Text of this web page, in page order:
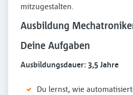
mitzugestalten.
Ausbildung
Deine Aufgaben
Ausbildungsdauer: 3,5 Jahre
Du lernst, wie